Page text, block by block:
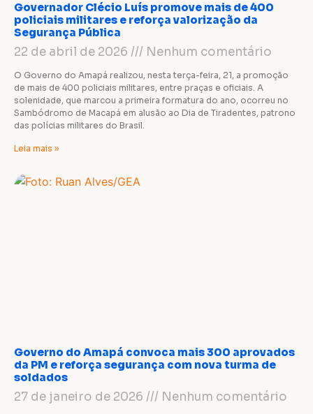
Governador Clécio Luís promove mais de 400
policiais militares e reforça valorização da
Segurança Pública
22 de abril de 2026 Nenhum comentário
O Governo do Amapá realizou, nesta terça-feira, 21, a promoção
de mais de 400 policiais militares, entre praças e oficiais. A
solenidade, que marcou a primeira formatura do ano, ocorreu no
Sambódromo de Macapá em alusão ao Dia de Tiradentes, patrono
das polícias militares do Brasil.
Leia mais »
Governo do Amapá convoca mais 300 aprovados
da PM e reforça segurança com nova turma de
soldados
27 de janeiro de 2026 Nenhum comentário